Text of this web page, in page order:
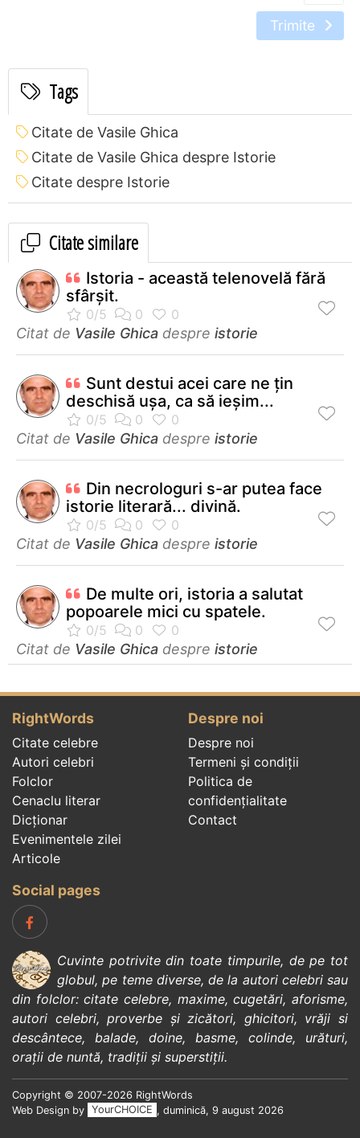
Trimite
Tags
Citate de Vasile Ghica
Citate de Vasile Ghica despre Istorie
Citate despre Istorie
Citate similare
Istoria - această telenovelă fără
sfârşit.
Citat de Vasile Ghica despre istorie
Sunt destui acei care ne ţin
deschisă uşa, ca să ieşim...
Citat de Vasile Ghica despre istorie
Din necrologuri s-ar putea face
istorie literară... divină.
Citat de Vasile Ghica despre istorie
De multe ori, istoria a salutat
popoarele mici cu spatele.
Citat de Vasile Ghica despre istorie
RightWords
Citate celebre
Autori celebri
Folclor
Cenaclu literar
Dicționar
Evenimentele zilei
Articole
Despre noi
Despre noi
Termeni și condiții
Politica de
confidenţialitate
Contact
Social pages
Cuvinte potrivite din toate timpurile, de pe tot
globul, pe teme diverse, de la autori celebrisau
din folclor:citate celebre, maxime,cugetări,aforisme,
autori celebri,proverbe și zicători, ghicitori, vrăji si
descântece, balade, doine, basme, colinde, urături,
orații de nuntă, tradiții și superstiții.
Copyright © 2007-2026 RightWords
Web Design by
YourCHOICE , duminică, 9 august 2026